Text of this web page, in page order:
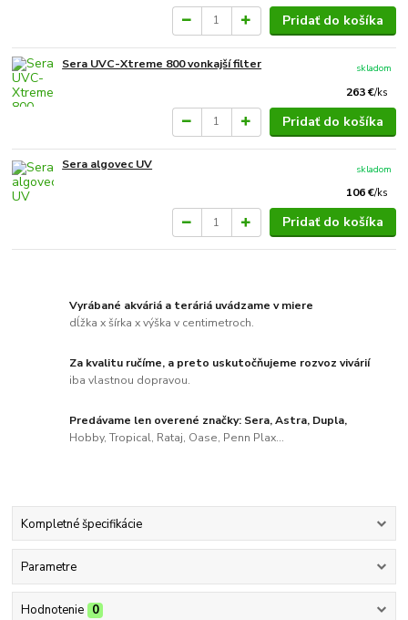
Pridať do košíka
Sera UVC-Xtreme 800 vonkajší filter
263 €/ks
skladom
Pridať do košíka
Sera algovec UV
106 €/ks
skladom
Pridať do košíka
Vyrábané akváriá a teráriá uvádzame v miere
dĺžka x šírka x výška v centimetroch.
Za kvalitu ručíme, a preto uskutočňujeme rozvoz vivárií
iba vlastnou dopravou.
Predávame len overené značky: Sera, Astra, Dupla,
Hobby, Tropical, Rataj, Oase, Penn Plax...
Kompletné špecifikácie
Parametre
Hodnotenie 0